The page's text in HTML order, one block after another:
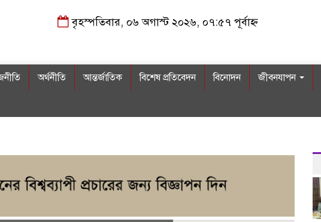
বৃহস্পতিবার, ০৬ অগাস্ট ২০২৬, ০৭:৫৭ পূর্বাহ্ন
অর্থনীতি আন্তর্জাতিক বিশেষ প্রতিবেদন বিনোদন জীবনযাপন